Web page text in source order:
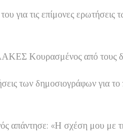
τις επίμονες ερωτήσεις
Κουρασμένος από τους
των δημοσιογράφων
απάντησε: «Η σχέση μου με